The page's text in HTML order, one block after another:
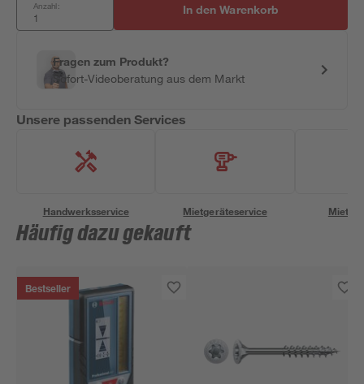
Anzahl: In den Warenkorb
Fragen zum Produkt?
Sofort-Videoberatung aus dem Markt
Unsere passenden Services
Handwerksservice Mietgeräteservice
Häufig dazu gekauft
Bestseller